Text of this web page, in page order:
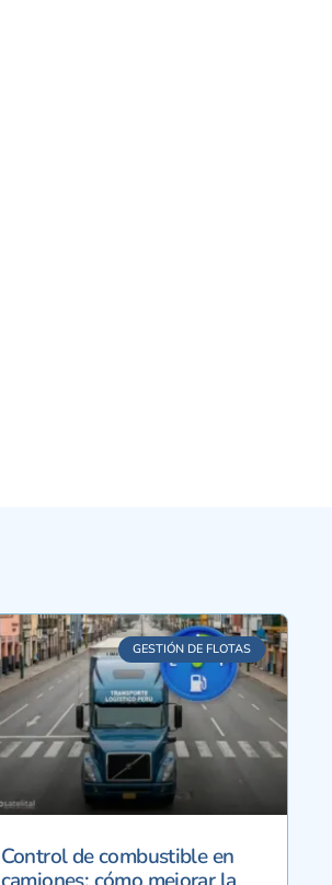
GESTIÓN DE FLOTAS
Control de combustible en